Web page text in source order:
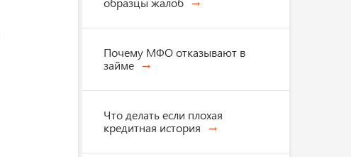
Почему МФО отказывают в
займе
Что делать если плохая
кредитная история